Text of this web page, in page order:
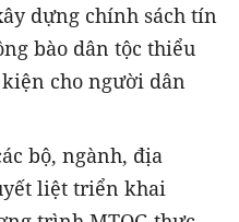
dựng chính sách tín
bào dân tộc thiểu
cho người dân
bộ, ngành, địa
liệt triển khai